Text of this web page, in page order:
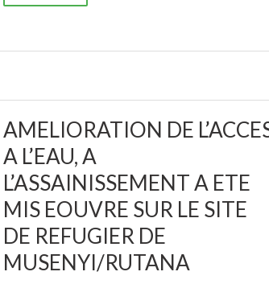
AMELIORATION DE
A L’EAU, A
L’ASSAINISSEMENT A ETE
MIS EOUVRE SUR LE SITE
DE REFUGIER DE
MUSENYI/RUTANA